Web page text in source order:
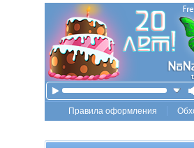
Правила оформления